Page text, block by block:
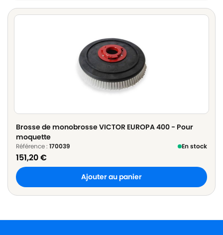
Brosse de monobrosse VICTOR EUROPA 400 - Pour
moquette
Référence : 170039 En stock
151,20€
Ajouter au panier